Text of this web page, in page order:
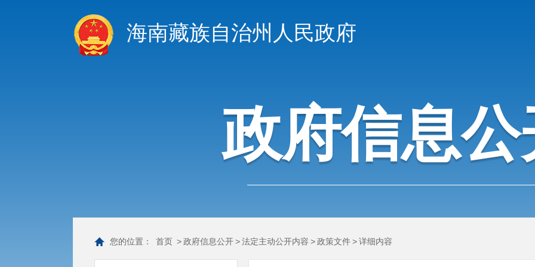
海南藏族自治州人民政府
政府信息公
您的位置： 首页 >政府信息公开>法定主动公开内容 >政策文件>详细内容